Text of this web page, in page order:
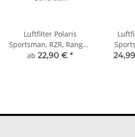
Luftfilter Polaris
Sportsman, RZR, Ranger,
General, Outlaw,
ab 22,90 € *